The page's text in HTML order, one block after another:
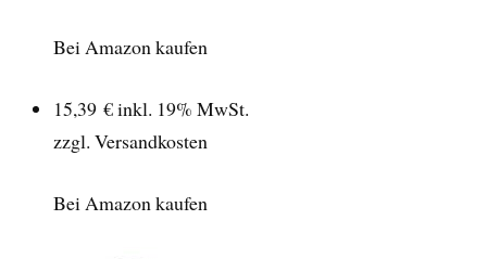
Bei Amazon kaufen
15,39 €inkl. 19% MwSt.
zzgl. Versandkosten
Bei Amazon kaufen